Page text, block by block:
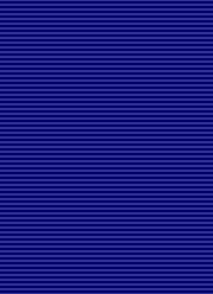
|杨翰森2分1助 阿夫迪亚30+8+8